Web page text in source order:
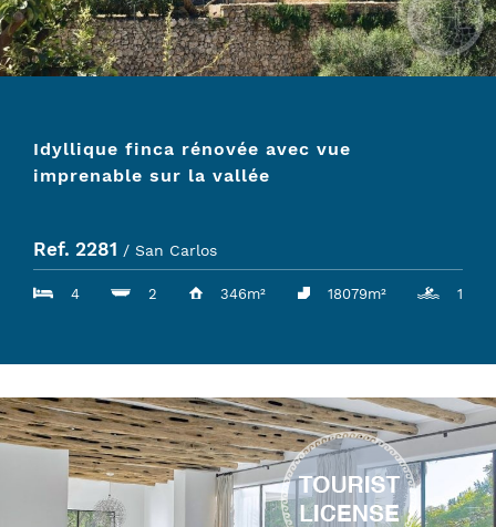
Idyllique finca rénovée avec vue
imprenable sur la vallée
Ref. 2281 / San Carlos
4 2 346m² 18079m² 1